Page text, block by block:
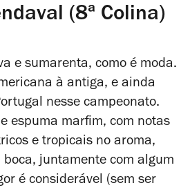
(8ª Colina)
e sumarenta, como é moda.
à antiga, e ainda
nesse campeonato.
espuma marfim, com notas
e tropicais no aroma,
juntamente com algum
é considerável (sem ser